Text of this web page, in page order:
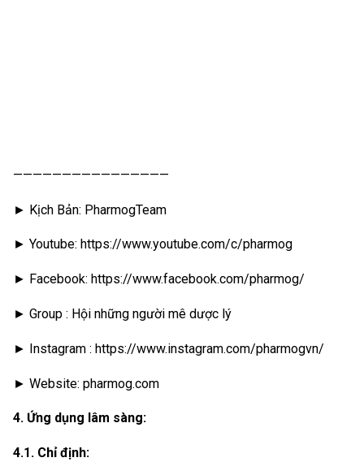
————————————————
► Kịch Bản: PharmogTeam
► Youtube: https://www.youtube.com/c/pharmog
► Facebook: https://www.facebook.com/pharmog/
► Group : Hội những người mê dược lý
► Instagram : https://www.instagram.com/pharmogvn/
► Website: pharmog.com
4. Ứng dụng lâm sàng:
4.1. Chỉ định: